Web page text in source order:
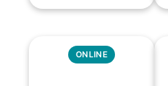
ONLINE